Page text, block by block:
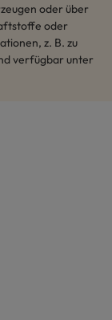
oder über
oder
z. B. zu
verfügbar unter